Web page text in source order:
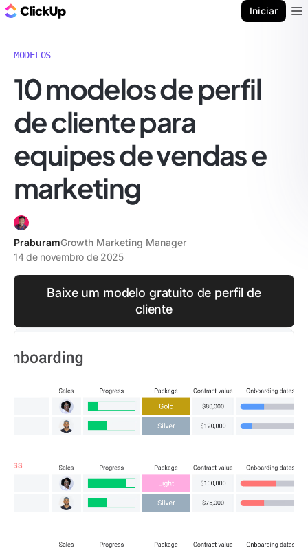
Iniciar
MODELOS
10 modelos de perfil
de cliente para
equipes de vendas e
marketing
PraburamGrowth Marketing Manager
14 de novembro de 2025
Baixe um modelo gratuito de perfil de
cliente